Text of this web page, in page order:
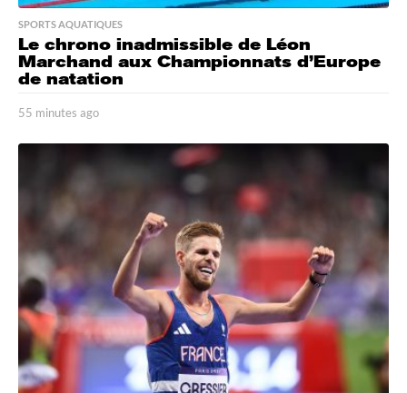
SPORTS AQUATIQUES
Le chrono inadmissible de Léon
Marchand aux Championnats d’Europe
de natation
55 minutes ago
m
a
o